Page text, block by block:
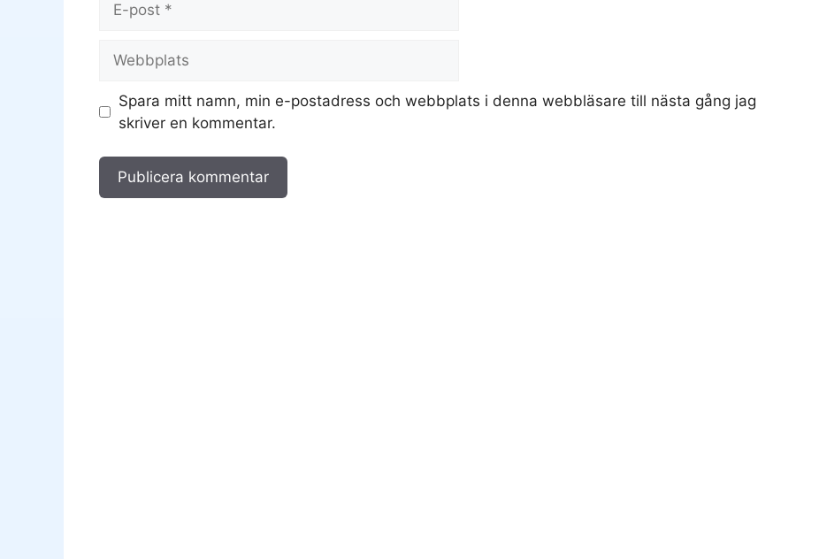
post
Spara mitt namn, min e-postadress och webbplats i denna webbläsare till nästa gång jag
skriver en kommentar.